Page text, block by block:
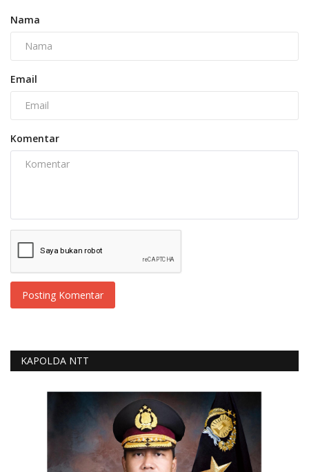
Nama
Email
Komentar
Posting Komentar
KAPOLDA NTT